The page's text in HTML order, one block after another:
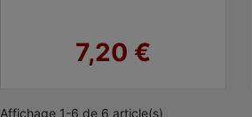
Prix
7,20 €
Affichage 1-6 de 6 article(s)